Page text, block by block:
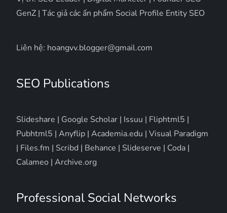
GenZ | Tác giả các ấn phẩm Social Profile Entity SEO
Liên hệ: hoangvv.blogger@gmail.com
SEO Publications
Slideshare | Google Scholar | Issuu | Fliphtml5 |
Pubhtml5 |Anyflip |Academia.edu |Visual Paradigm
| Files.fm | Scribd | Behance | Slideserve | Coda |
Calameo |Archive.org
Professional Social Networks